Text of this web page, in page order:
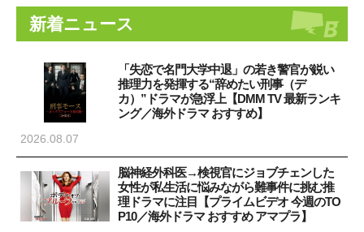
新着ニュース
「失恋で名門大学中退」の若き警官が鋭い
推理力を発揮する“辞めたい刑事（デ
カ）”ドラマが急浮上【DMM TV 最新ランキ
ング／海外ドラマ おすすめ】
2026.08.07
脳神経外科医→検視官にジョブチェンした
女性が私生活に悩みながら難事件に挑む推
理ドラマに注目【プライムビデオ 今週のTO
P10／海外ドラマ おすすめ アマプラ】